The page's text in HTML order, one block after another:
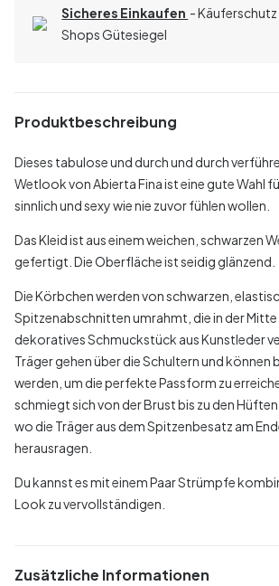
Sicheres Einkaufen -
Shops Gütesiegel
Produktbeschreibung
Dieses tabulose und durch und durch
Wetlook von Abierta Fina ist eine gute Wahl
sinnlich und sexy wie nie zuvor fühlen wollen.
Das Kleid ist aus einem weichen, schwarzen
gefertigt. Die Oberfläche ist seidig glänzend.
Die Körbchen werden von schwarzen,
Spitzenabschnitten umrahmt, die in der Mitte
dekoratives Schmuckstück aus Kunstleder
Träger gehen über die Schultern und können
werden, um die perfekte Passform zu
schmiegt sich von der Brust bis zu den Hüften
wo die Träger aus dem Spitzenbesatz am
herausragen.
Du kannst es mit einem Paar Strümpfe
Look zu vervollständigen.
Zusätzliche Informationen